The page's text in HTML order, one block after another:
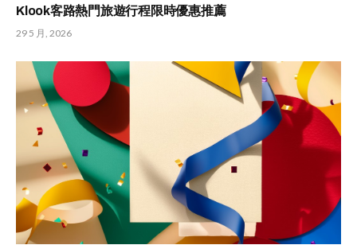
Klook客路熱門旅遊行程限時優惠推薦
29 5 月, 2026